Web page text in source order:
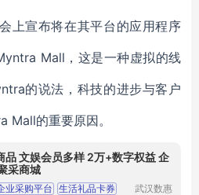
上宣布将在其平台的应用程序
Mall，这是一种虚拟的线
的说法 ， 科技的进步与客户
Mall的重要原因。
品 文娱会员多样 2万+数字权益 企
采商城
业采购平台 生活礼品卡券
武汉数惠